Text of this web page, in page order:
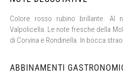
Colore rosso rubino brillante. Al
Valpolicella. Le note fresche della
di Corvina e Rondinella. In bocca
ABBINAMENTI